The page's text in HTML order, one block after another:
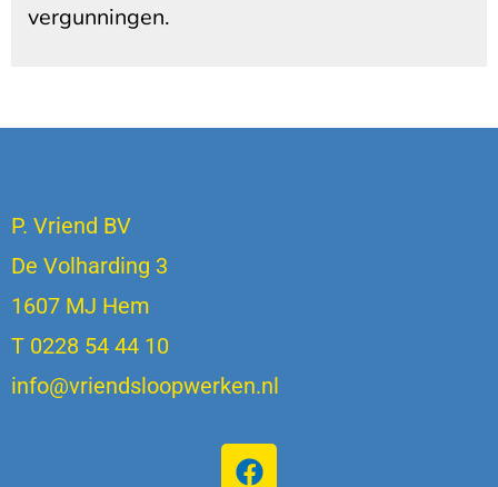
vergunningen.
P. Vriend BV
De Volharding 3
1607 MJ Hem
T 0228 54 44 10
info@vriendsloopwerken.nl